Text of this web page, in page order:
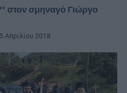
στον σμηναγό Γιώργο
Απριλίου 2018